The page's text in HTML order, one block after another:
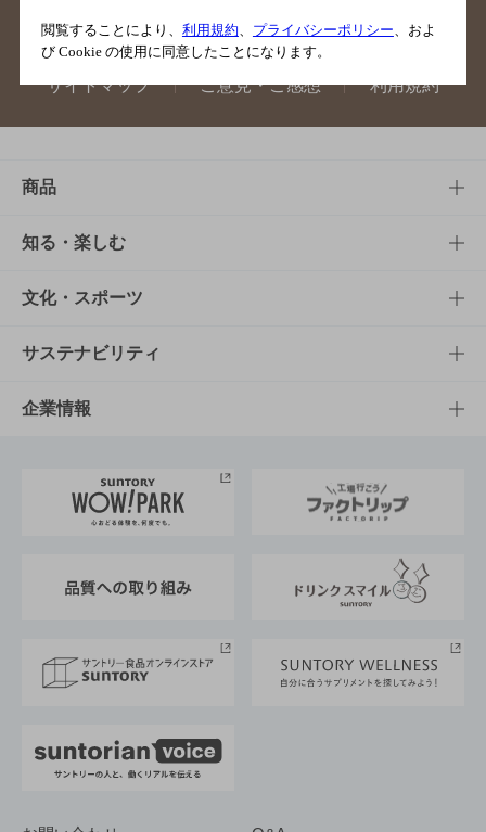
サイトマップ ご意見・ご感想 利用規約
商品
商品TOP
商品一覧
商品発売情報
栄養成分一覧
知る・楽しむ
知る・楽しむTOP
キャンペーン
工場見学
地域情報
文化・スポーツ
文化・スポーツTOP
サントリーホール
サントリーサンバーズ大阪
サステナビリティ
サステナビリティTOP
サントリーが考えるサステナビリティ経営
企業情報
企業概要
採用情報
閲覧することにより、 利用規約 プライバシーポリシー 、およ
び Cookie の使用に同意したことになります。